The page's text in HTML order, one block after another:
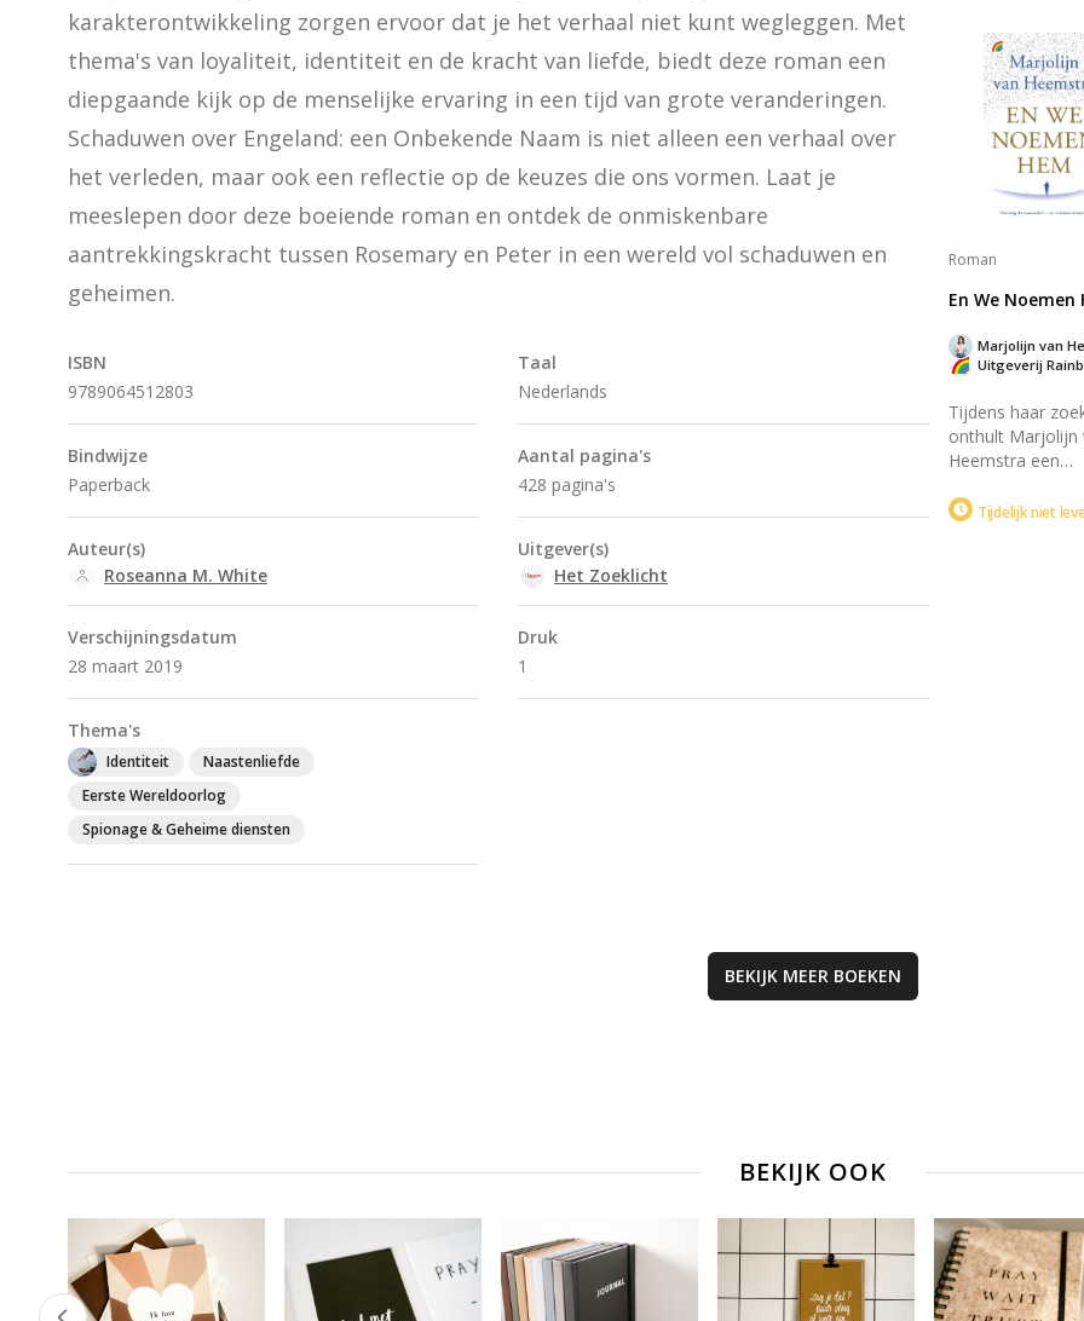
karakterontwikkeling zorgen ervoor dat je het verhaal niet kunt wegleggen. Met
thema's van loyaliteit, identiteit en de kracht van liefde, biedt deze roman een
diepgaande kijk op de menselijke ervaring in een tijd van grote veranderingen.
Schaduwen over Engeland: een Onbekende Naam is niet alleen een verhaal over
het verleden, maar ook een reflectie op de keuzes die ons vormen. Laat je
meeslepen door deze boeiende roman en ontdek de onmiskenbare
aantrekkingskracht tussen Rosemary en Peter in een wereld vol schaduwen en
geheimen.
ISBN
9789064512803
Taal
Nederlands
Bindwijze
Paperback
Aantal pagina's
428 pagina's
Auteur(s)
Roseanna M. White
Uitgever(s)
Het Zoeklicht
Verschijningsdatum
28 maart 2019
Druk
1
Thema's
Identiteit
Naastenliefde
Eerste Wereldoorlog
Spionage & Geheime diensten
lees hoe zij de
overwinnende
Jezus Christus
verspreidde. Een
van kracht en
voor je dagelijkse
Roman
En We Noemen
Uitgeverij
Marjolijn van
Tijdens haar
onthult Marjolijn
Heemstra een
mysterieuze
Tijdelijk niet
BEKIJK MEER BOEKEN
BEKIJK OOK